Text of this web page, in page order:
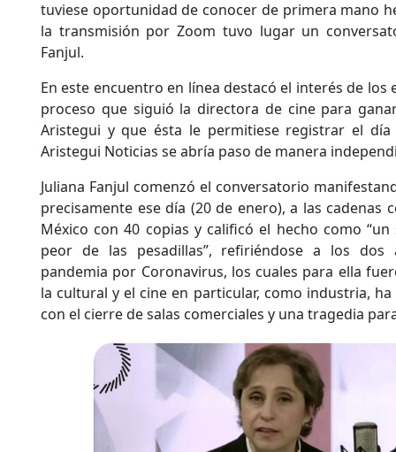
tuviese oportunidad de conocer de primera mano
la transmisión por Zoom tuvo lugar un
Fanjul.
En este encuentro en línea destacó el interés de
proceso que siguió la directora de cine para
Aristegui y que ésta le permitiese registrar el
Aristegui Noticias se abría paso de manera
Juliana Fanjul comenzó el conversatorio
precisamente ese día (20 de enero), a las cadenas
México con 40 copias y calificó el hecho como
peor de las pesadillas”, refiriéndose a los dos
pandemia por Coronavirus, los cuales para ella
la cultural y el cine en particular, como industria,
con el cierre de salas comerciales y una tragedia